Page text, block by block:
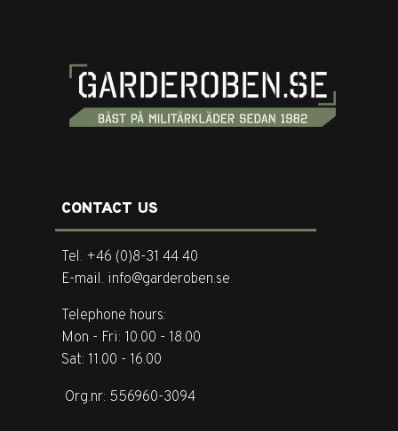
CONTACT US
Tel. +46 (0)8-31 44 40
E-mail. info@garderoben.se
Telephone hours:
Mon - Fri: 10.00 - 18.00
Sat: 11.00 - 16.00
Org.nr: 556960-3094